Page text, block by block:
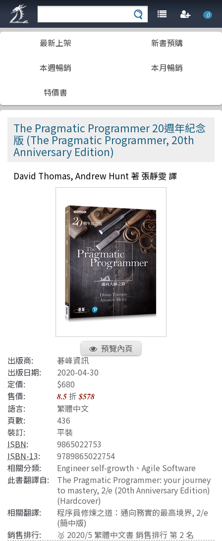
0
最新上架 新書預購
本週暢銷 本月暢銷
特價書
The Pragmatic Programmer 20週年紀念
版 (The Pragmatic Programmer, 20th
Anniversary Edition)
David Thomas, Andrew Hunt 著 張靜雯 譯
預覽內頁
出版商:
碁峰資訊
出版日期:
2020-04-30
定價:
$680
售價:
8.5折$578
語言:
繁體中文
頁數:
436
裝訂:
平裝
ISBN:
9865022753
ISBN-13:
9789865022754
相關分類:
Engineer self-growth 、 Agile Software
此書翻譯自:
The Pragmatic Programmer: your journey
to mastery, 2/e (20th Anniversary Edition)
(Hardcover)
相關翻譯:
程序員修煉之道：通向務實的最高境界, 2/e
(簡中版)
銷售排行:
🥈 2020/5 繁體中文書 銷售排行 第 2 名